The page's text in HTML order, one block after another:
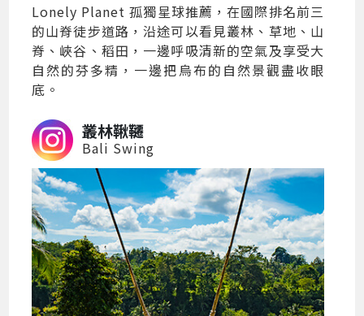
Lonely Planet 孤獨星球推薦，在國際排名前三
的山脊徒步道路，沿途可以看見叢林、草地、山
脊、峽谷、稻田，一邊呼吸清新的空氣及享受大
自然的芬多精，一邊把烏布的自然景觀盡收眼
底。
叢林鞦韆
Bali Swing